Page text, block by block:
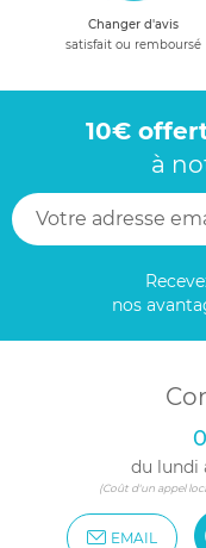
Changer d'avis
satisfait ou remboursé
10€
à
nos
du lundi
(Coût d'un appel
EMAIL